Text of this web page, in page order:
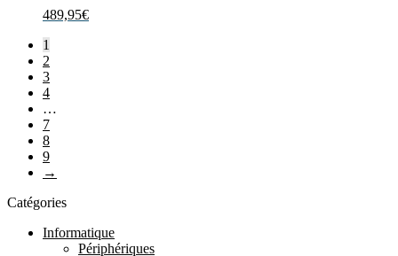
489,95€
1
2
3
4
…
7
8
9
→
Catégories
Informatique
Périphériques